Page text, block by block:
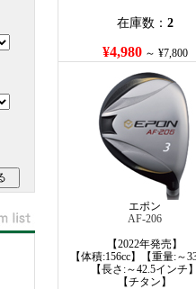
在庫数： 2
¥4,980～ ¥7,800
エポン
AF-206
【2022年発売】
【体積:156cc】【重量:～
【長さ:～42.5インチ】
【チタン】